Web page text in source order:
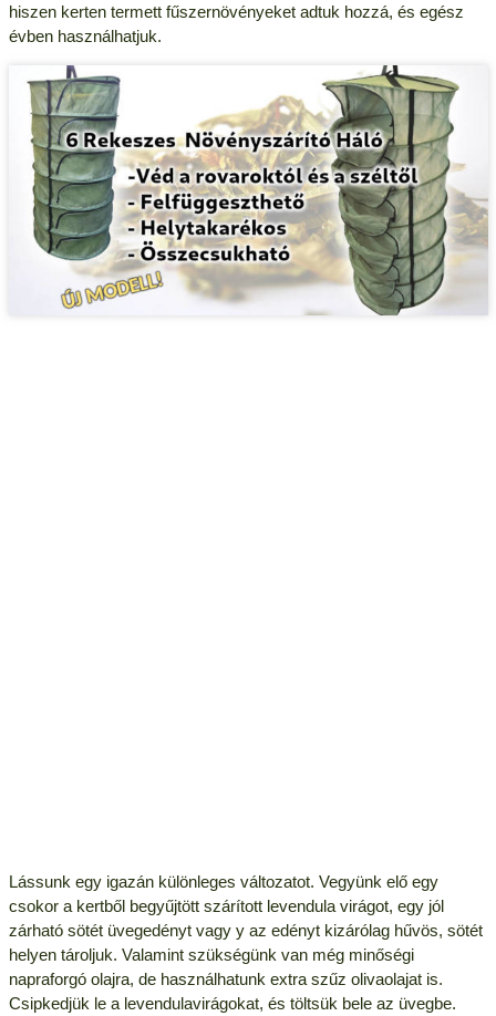
hiszen kerten termett fűszernövényeket adtuk hozzá, és egész
évben használhatjuk.
Lássunk egy igazán különleges változatot. Vegyünk elő egy
csokor a kertből begyűjtött szárított levendula virágot, egy jól
zárható sötét üvegedényt vagy y az edényt kizárólag hűvös, sötét
helyen tároljuk. Valamint szükségünk van még minőségi
napraforgó olajra, de használhatunk extra szűz olivaolajat is.
Csipkedjük le a levendulavirágokat, és töltsük bele az üvegbe.